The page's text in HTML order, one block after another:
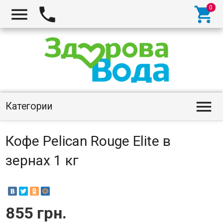
  
Категории 
Кофе Pelican Rouge Elite в
зернах 1 кг
855 грн.